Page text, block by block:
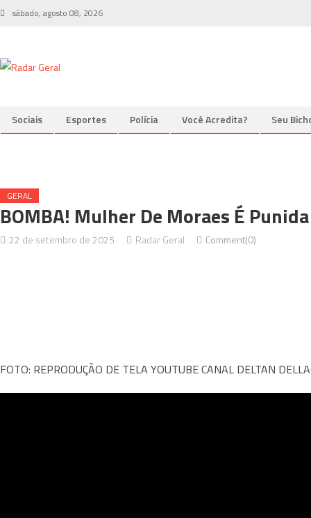
Skip to content
sábado, agosto 08, 2026
Sociais Esportes Polícia Você Acredita? Seu
GERAL
BOMBA! Mulher De Moraes É
22 de setembro de 2025 Radar Geral Comment(0)
FOTO: REPRODUÇÃO DE TELA YOUTUBE CANAL DELTAN